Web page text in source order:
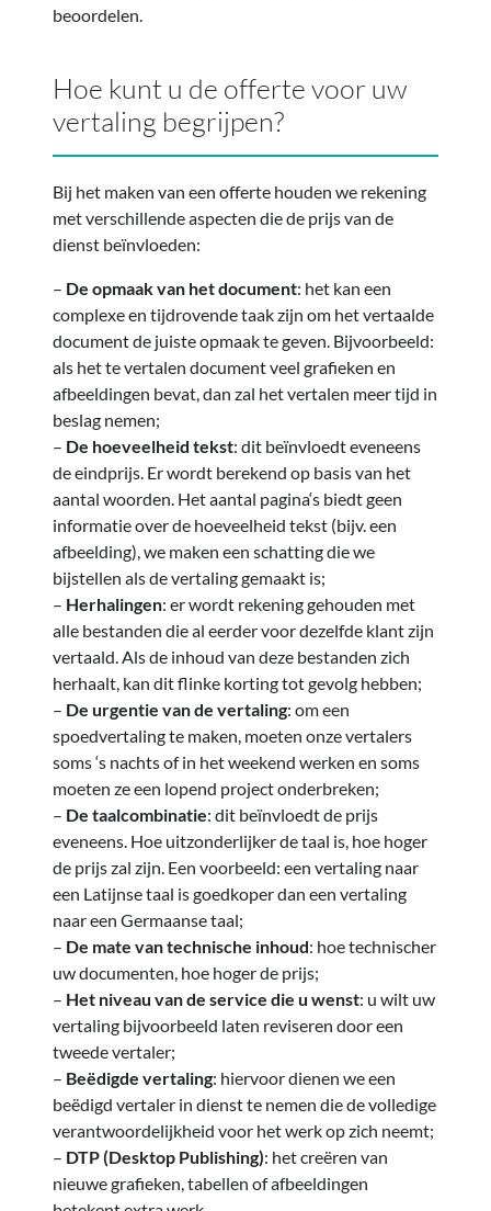
beoordelen.
Hoe kunt u de offerte voor uw
vertaling begrijpen?
Bij het maken van een offerte houden we rekening
met verschillende aspecten die de prijs van de
dienst beïnvloeden:
– De opmaak van het document: het kan een
complexe en tijdrovende taak zijn om het vertaalde
document de juiste opmaak te geven. Bijvoorbeeld:
als het te vertalen document veel grafieken en
afbeeldingen bevat, dan zal het vertalen meer tijd in
beslag nemen;
– De hoeveelheid tekst: dit beïnvloedt eveneens
de eindprijs. Er wordt berekend op basis van het
aantal woorden. Het aantal pagina‘s biedt geen
informatie over de hoeveelheid tekst (bijv. een
afbeelding), we maken een schatting die we
bijstellen als de vertaling gemaakt is;
– Herhalingen: er wordt rekening gehouden met
alle bestanden die al eerder voor dezelfde klant zijn
vertaald. Als de inhoud van deze bestanden zich
herhaalt, kan dit flinke korting tot gevolg hebben;
– De urgentie van de vertaling: om een
spoedvertaling te maken, moeten onze vertalers
soms ‘s nachts of in het weekend werken en soms
moeten ze een lopend project onderbreken;
– De taalcombinatie: dit beïnvloedt de prijs
eveneens. Hoe uitzonderlijker de taal is, hoe hoger
de prijs zal zijn. Een voorbeeld: een vertaling naar
een Latijnse taal is goedkoper dan een vertaling
naar een Germaanse taal;
– De mate van technische inhoud: hoe technischer
uw documenten, hoe hoger de prijs;
– Het niveau van de service die u wenst: u wilt uw
vertaling bijvoorbeeld laten reviseren door een
tweede vertaler;
– Beëdigde vertaling: hiervoor dienen we een
beëdigd vertaler in dienst te nemen die de volledige
verantwoordelijkheid voor het werk op zich neemt;
– DTP (Desktop Publishing): het creëren van
nieuwe grafieken, tabellen of afbeeldingen